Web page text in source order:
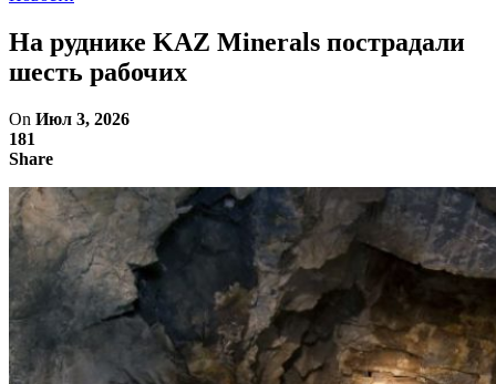
На руднике KAZ Minerals пострадали
шесть рабочих
On Июл 3, 2026
181
Share